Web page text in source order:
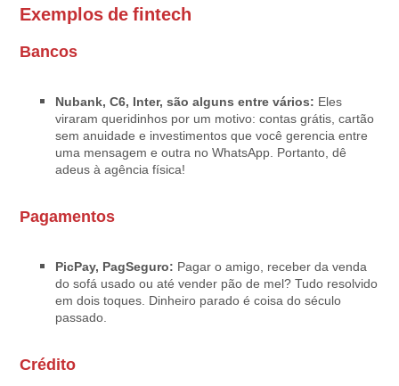
Exemplos de fintech
Bancos
Nubank, C6, Inter, são alguns entre vários: Eles
viraram queridinhos por um motivo: contas grátis, cartão
sem anuidade e investimentos que você gerencia entre
uma mensagem e outra no WhatsApp. Portanto, dê
adeus à agência física!
Pagamentos
PicPay, PagSeguro: Pagar o amigo, receber da venda
do sofá usado ou até vender pão de mel? Tudo resolvido
em dois toques. Dinheiro parado é coisa do século
passado.
Crédito